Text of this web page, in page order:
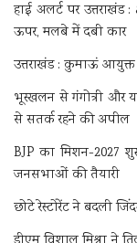
हाई अलर्ट पर
ऊपर, मलबे में दबी कार
उत्तराखंड : कुमाऊं
भूस्खलन से गंगोत्री और
से सतर्क रहने की अपील
BJP का मिशन-2027
जनसभाओं की तैयारी
छोटे रेस्टोरेंट ने बदली